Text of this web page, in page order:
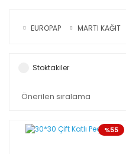
EUROPAP MARTI KAĞIT
Stoktakiler
%55